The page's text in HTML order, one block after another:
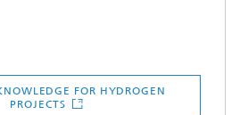
FOR HYDROGEN
PROJECTS